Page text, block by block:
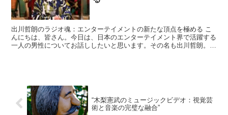
出川哲朗のラジオ魂：エンターテイメントの新たな頂点を極める こ
んにちは、皆さん。今日は、日本のエンターテイメント界で活躍する
一人の男性についてお話ししたいと思います。その名も出川哲朗。彼
“木梨憲武のミュージックビデオ：視覚芸
術と音楽の完璧な融合”